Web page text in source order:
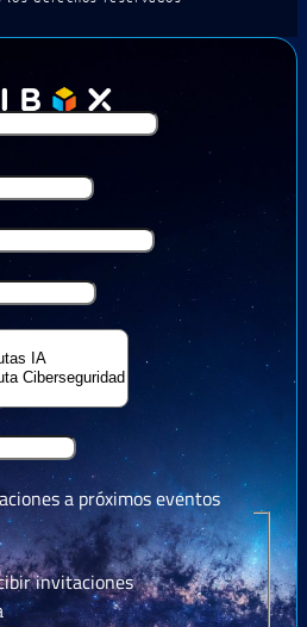
a próximos eventos
invitaciones